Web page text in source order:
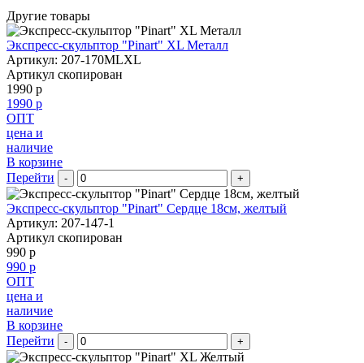
Другие товары
Экспресс-скульптор "Pinart" XL Металл
Артикул: 207-170MLXL
Артикул скопирован
1990 р
1990 р
ОПТ
цена и
наличие
В корзине
Перейти
- +
Экспресс-скульптор "Pinart" Сердце 18см, желтый
Артикул: 207-147-1
Артикул скопирован
990 р
990 р
ОПТ
цена и
наличие
В корзине
Перейти
- +